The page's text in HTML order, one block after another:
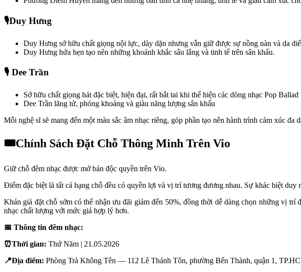
🎙️Duy Hưng
Duy Hưng sở hữu chất giọng nội lực, dày dặn nhưng vẫn giữ được sự nồng nàn và da
Duy Hưng hứa hẹn tạo nên những khoảnh khắc sâu lắng và tinh tế trên sân khấu.
🎙️ Dee Trần
Sở hữu chất giọng hát đặc biệt, hiện đại, rất bắt tai khi thể hiện các dòng nhạc Pop
Dee Trần lãng tử, phóng khoáng và giàu năng lượng sân khấu
Mỗi nghệ sĩ sẽ mang đến một màu sắc âm nhạc riêng, góp phần tạo nên hành trình cảm xúc
🎟️Chính Sách Đặt Chỗ Thông Minh Trên Vio
Giữ chỗ đêm nhạc được mở bán độc quyền trên Vio.
Điểm đặc biệt là tất cả hạng chỗ đều có quyền lợi và vị trí tương đương nhau. Sự khác biệt
Khán giả đặt chỗ sớm có thể nhận ưu đãi giảm đến 50%, đồng thời dễ dàng chọn những vị
nhạc chất lượng với mức giá hợp lý hơn.
📅 Thông tin đêm nhạc:
⏰Thời gian: Thứ Năm | 21.05.2026
📍Địa điểm: Phòng Trà Không Tên — 112 Lê Thánh Tôn, phường Bến Thành, quận 1,